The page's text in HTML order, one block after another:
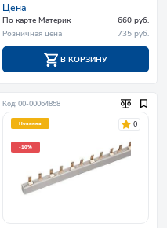
Цена
По карте Материк
660 руб.
Розничная цена
735 руб.
В КОРЗИНУ
Код: 00-00064858
Новинка
-10%
0